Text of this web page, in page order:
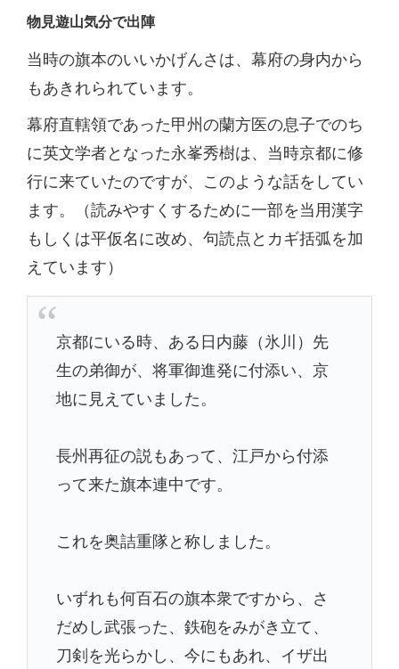
物見遊山気分で出陣
当時の旗本のいいかげんさは、幕府の身内から
もあきれられています。
幕府直轄領であった甲州の蘭方医の息子でのち
に英文学者となった永峯秀樹は、当時京都に修
行に来ていたのですが、このような話をしてい
ます。（読みやすくするために一部を当用漢字
もしくは平仮名に改め、句読点とカギ括弧を加
えています）
京都にいる時、ある日内藤（氷川）先
生の弟御が、将軍御進発に付添い、京
地に見えていました。
長州再征の説もあって、江戸から付添
って来た旗本連中です。
これを奥詰重隊と称しました。
いずれも何百石の旗本衆ですから、さ
だめし武張った、鉄砲をみがき立て、
刀剣を光らかし、今にもあれ、イザ出